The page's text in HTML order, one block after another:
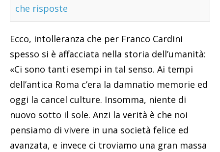
che risposte
Ecco, intolleranza che per Franco Cardini
spesso si è affacciata nella storia dell’umanità:
«Ci sono tanti esempi in tal senso. Ai tempi
dell’antica Roma c’era la damnatio memorie ed
oggi la cancel culture. Insomma, niente di
nuovo sotto il sole. Anzi la verità è che noi
pensiamo di vivere in una società felice ed
avanzata, e invece ci troviamo una gran massa